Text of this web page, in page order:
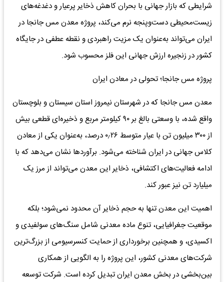
شرایطی که بازار جهانی با بحران کاهش ذخایر پرعیار و دغدغه‌های
زیست‌محیطی دست‌وپنجه نرم می‌کند، پروژه معدن مس جانجا در
ایران می‌تواند به‌عنوان یک مزیت راهبردی و نقطه عطفی در جایگاه
کشور در زنجیره ارزش جهانی این فلز محسوب شود.
پروژه مس جانجا؛ تحولی در معادن ایران
معدن مس جانجا که در شهرستان نیمروز استان سیستان و بلوچستان
واقع شده، با وسعتی بالغ بر ۹۰ کیلومتر مربع و ذخیره‌ای قطعی بیش
از ۳۰۰ میلیون تن با عیار متوسط ۰٫۲۶ درصد، به‌عنوان یکی از معادن
کلاس جهانی در ایران شناخته می‌شود. برآوردها نشان می‌دهد که با
ادامه فعالیت‌های اکتشافی، ذخایر این معدن می‌تواند از مرز یک
میلیارد تن نیز عبور کند.
اهمیت این معدن تنها به حجم ذخایر آن محدود نمی‌شود؛ بلکه
موقعیت جغرافیایی، تنوع ماده معدنی شامل سنگ‌های سولفیدی و
اکسیدی، و همچنین برخورداری از حمایت کنسرسیومی از بزرگ‌ترین
شرکت‌های معدنی کشور، این پروژه را به الگویی از همکاری
بین‌بخشی در بخش معدن ایران تبدیل کرده است. شرکت توسعه